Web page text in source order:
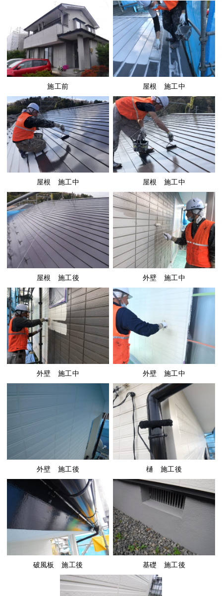
施工前 屋根 施工中
屋根 施工中 屋根 施工中
屋根 施工後 外壁 施工中
外壁 施工中 外壁 施工中
外壁 施工後 樋 施工後
破風板 施工後 基礎 施工後